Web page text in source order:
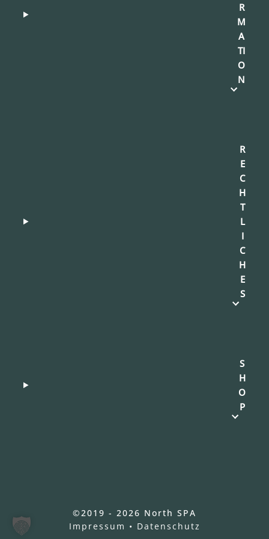
R
M
A
TI
O
N
R
E
C
H
T
L
I
C
H
E
S
S
H
O
P
©2019 - 2026 North SPA
Impressum • Datenschutz